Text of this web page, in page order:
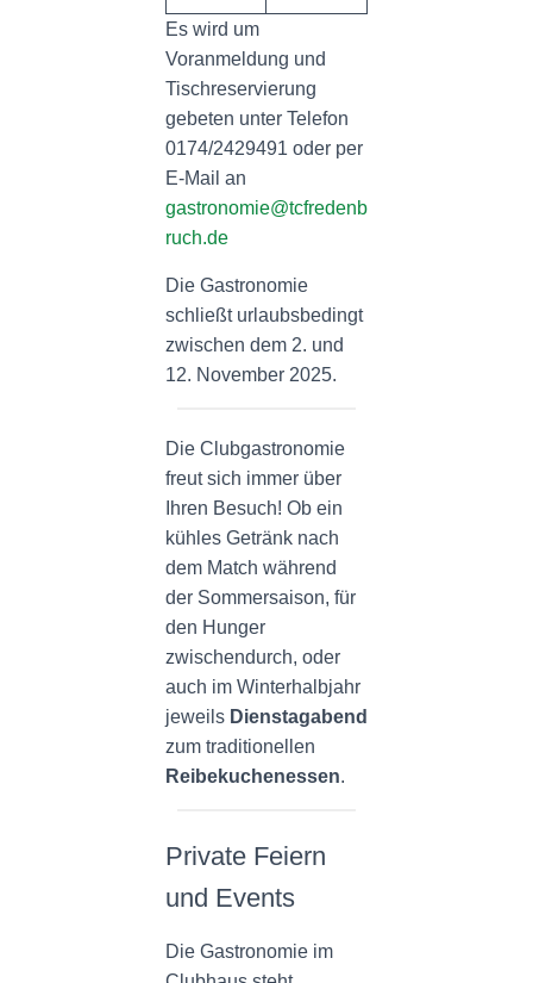
Es wird um
Voranmeldung und
Tischreservierung
gebeten unter Telefon
0174/2429491 oder per
E-Mail an
gastronomie@tcfredenb
ruch.de
Die Gastronomie
schließt urlaubsbedingt
zwischen dem 2. und
12. November 2025.
Die Clubgastronomie
freut sich immer über
Ihren Besuch! Ob ein
kühles Getränk nach
dem Match während
der Sommersaison, für
den Hunger
zwischendurch, oder
auch im Winterhalbjahr
jeweils Dienstagabend
zum traditionellen
Reibekuchenessen.
Private Feiern
und Events
Die Gastronomie im